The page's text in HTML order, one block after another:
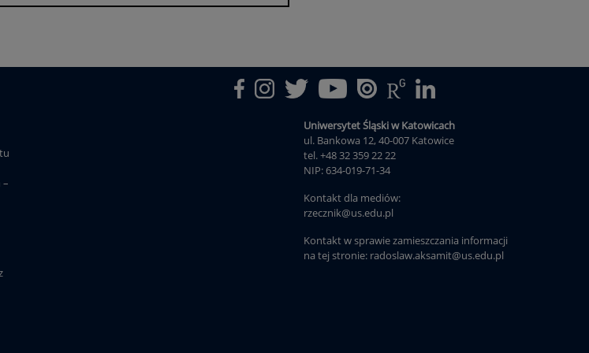
Uniwersytet Śląski w Katowicach
ul. Bankowa 12, 40-007 Katowice
tel. +48 32 359 22 22
NIP: 634-019-71-34
Kontakt dla mediów:
rzecznik@us.edu.pl
Kontakt w sprawie zamieszczania informacji
na tej stronie: radoslaw.aksamit@us.edu.pl